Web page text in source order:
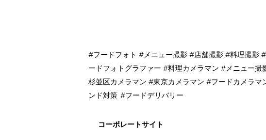
杉並区商品撮影 杉並区メニュー撮影 杉並区料理
理カメラマン 杉並区食品撮影 杉並区物撮りカメラ
品撮影 東京メニュー撮影 東京料理撮影 東京料
東京食品撮影 東京物撮りカメラマン
#フードフォト #メニュー撮影 #店舗撮影 #料理撮影
ードフォトグラファー #料理カメラマン #メニュー撮
杉並区カメラマン #東京カメラマン #フードカメラマ
ンド対策 #フードデリバリー
コーポレートサイト